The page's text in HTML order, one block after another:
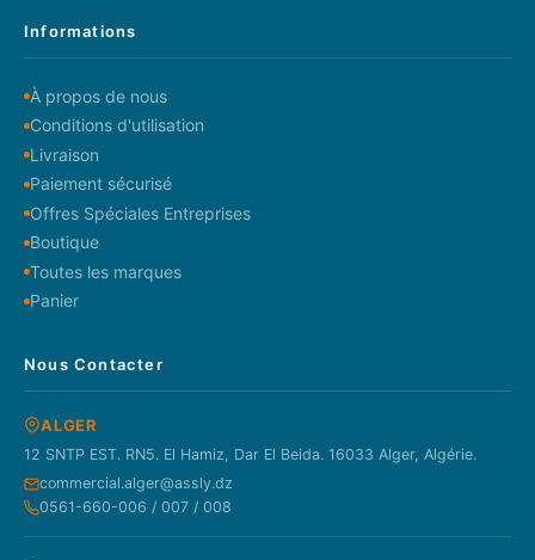
Informations
À propos de nous
Conditions d'utilisation
Livraison
Paiement sécurisé
Offres Spéciales Entreprises
Boutique
Toutes les marques
Panier
Nous Contacter
ALGER
12 SNTP EST. RN5. El Hamiz, Dar El Beida. 16033 Alger, Algérie.
commercial.alger@assly.dz
0561-660-006 / 007 / 008